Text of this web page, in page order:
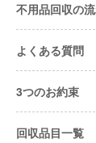
不用品回収の
よくある質問
3つのお約束
回収品目一覧